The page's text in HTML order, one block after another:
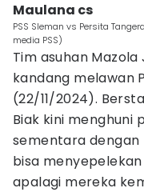
Maulana cs
PSS Sleman vs Persita
media PSS)
Tim asuhan
kandang melawan
(22/11/2024).
Biak kini menghuni
sementara dengan
bisa
apalagi mereka